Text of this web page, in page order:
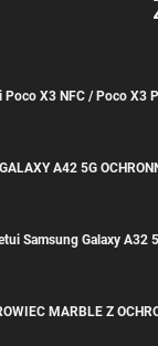
X3 NFC / Poco X3
A42 5G
Samsung Galaxy A32
MARBLE Z